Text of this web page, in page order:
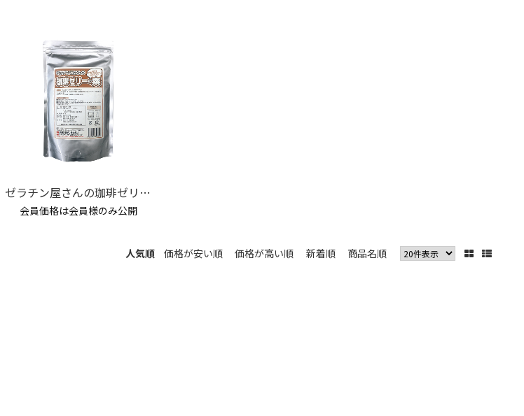
ゼラチン屋さんの珈琲ゼリーの素
会員価格は会員様のみ公開
人気順 価格が安い順 価格が高い順 新着順 商品名順